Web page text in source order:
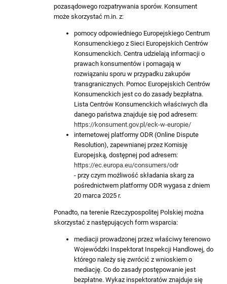
pozasądowego rozpatrywania sporów. Konsument
może skorzystać m.in. z:
pomocy odpowiedniego Europejskiego Centrum
Konsumenckiego z Sieci Europejskich Centrów
Konsumenckich. Centra udzielają informacji o
prawach konsumentów i pomagają w
rozwiązaniu sporu w przypadku zakupów
transgranicznych. Pomoc Europejskich Centrów
Konsumenckich jest co do zasady bezpłatna.
Lista Centrów Konsumenckich właściwych dla
danego państwa znajduje się pod adresem:
https://konsument.gov.pl/eck-w-europie/
internetowej platformy ODR (Online Dispute
Resolution), zapewnianej przez Komisję
Europejską, dostępnej pod adresem:
https://ec.europa.eu/consumers/odr
- przy czym możliwość składania skarg za
pośrednictwem platformy ODR wygasa z dniem
20 marca 2025 r.
Ponadto, na terenie Rzeczypospolitej Polskiej można
skorzystać z następujących form wsparcia:
mediacji prowadzonej przez właściwy terenowo
Wojewódzki Inspektorat Inspekcji Handlowej, do
którego należy się zwrócić z wnioskiem o
mediację. Co do zasady postępowanie jest
bezpłatne. Wykaz inspektoratów znajduje się